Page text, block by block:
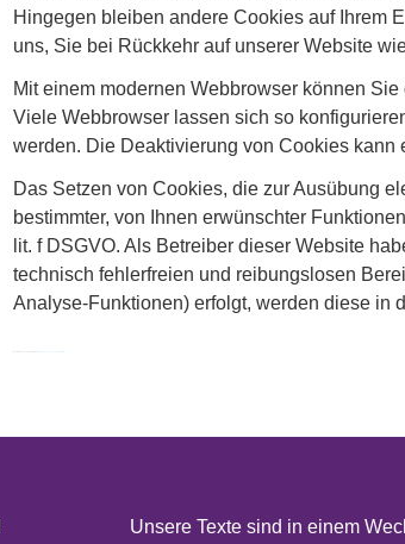
Hingegen bleiben andere Cookies auf Ihrem
uns, Sie bei Rückkehr auf unserer Website
Mit einem modernen Webbrowser können
Viele Webbrowser lassen sich so
werden. Die Deaktivierung von Cookies
Das Setzen von Cookies, die zur Ausübung
bestimmter, von Ihnen erwünschter
lit. f DSGVO. Als Betreiber dieser Website
technisch fehlerfreien und reibungslosen
Analyse-Funktionen) erfolgt, werden diese in
Unsere Texte sind in einem